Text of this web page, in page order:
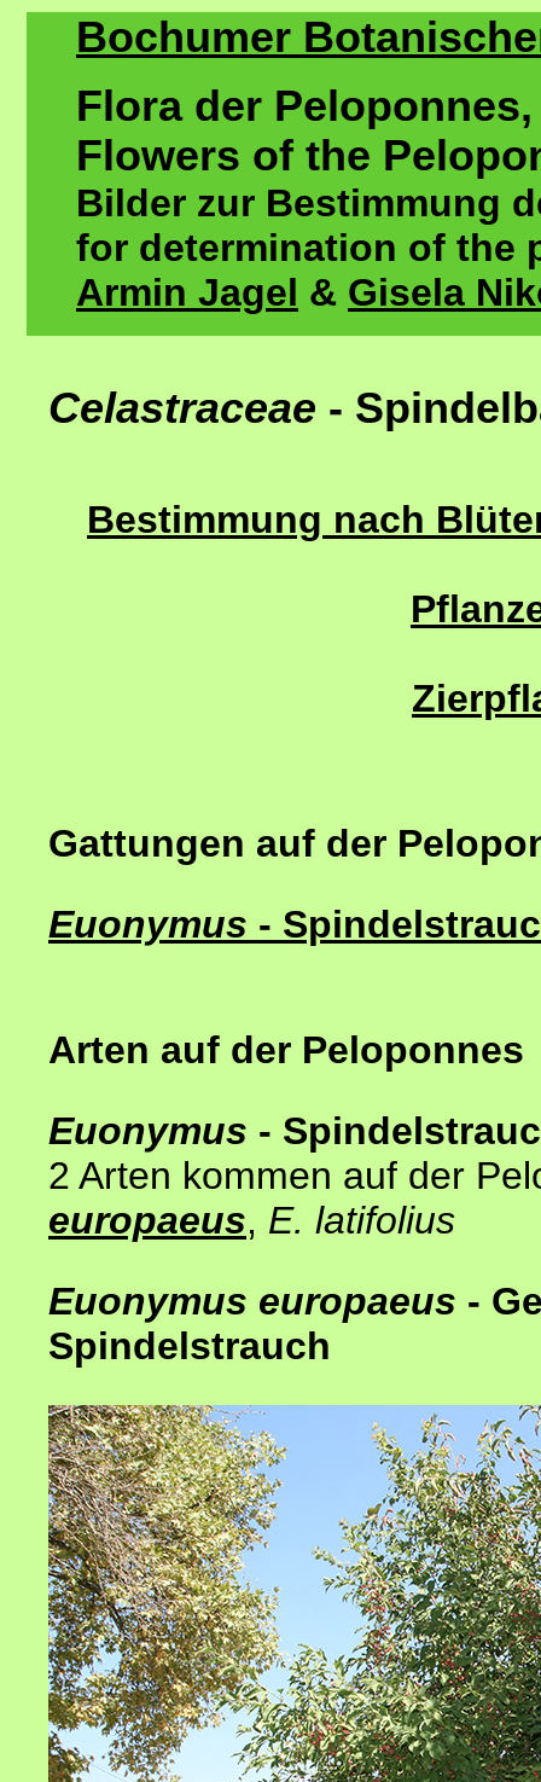
Bochumer
Flora der
Flowers of the
Bilder zur Bestimmung
for determination of the
Armin Jagel & Gisela
Celastraceae -
Bestimmung nach
Gattungen auf der
Euonymus -
Arten auf der Peloponnes
Euonymus -
2 Arten kommen auf der
europaeus, E. latifolius
Euonymus europaeus -
Spindelstrauch